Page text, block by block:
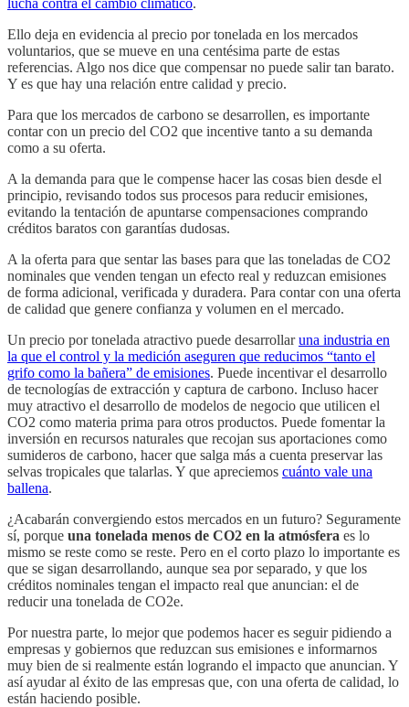
lucha contra el cambio climático.
Ello deja en evidencia al precio por tonelada en los mercados
voluntarios, que se mueve en una centésima parte de estas
referencias. Algo nos dice que compensar no puede salir tan barato.
Y es que hay una relación entre calidad y precio.
Para que los mercados de carbono se desarrollen, es importante
contar con un precio del CO2 que incentive tanto a su demanda
como a su oferta.
A la demanda para que le compense hacer las cosas bien desde el
principio, revisando todos sus procesos para reducir emisiones,
evitando la tentación de apuntarse compensaciones comprando
créditos baratos con garantías dudosas.
A la oferta para que sentar las bases para que las toneladas de CO2
nominales que venden tengan un efecto real y reduzcan emisiones
de forma adicional, verificada y duradera. Para contar con una oferta
de calidad que genere confianza y volumen en el mercado.
Un precio por tonelada atractivo puede desarrollaruna industria en
la que el control y la medición aseguren que reducimos “tanto el
grifo como la bañera” de emisiones. Puede incentivar el desarrollo
de tecnologías de extracción y captura de carbono. Incluso hacer
muy atractivo el desarrollo de modelos de negocio que utilicen el
CO2 como materia prima para otros productos. Puede fomentar la
inversión en recursos naturales que recojan sus aportaciones como
sumideros de carbono, hacer que salga más a cuenta preservar las
selvas tropicales que talarlas. Y que apreciemos cuánto vale una
ballena.
¿Acabarán convergiendo estos mercados en un futuro? Seguramente
sí, porque una tonelada menos de CO2 en la atmósfera es lo
mismo se reste como se reste. Pero en el corto plazo lo importante es
que se sigan desarrollando, aunque sea por separado, y que los
créditos nominales tengan el impacto real que anuncian: el de
reducir una tonelada de CO2e.
Por nuestra parte, lo mejor que podemos hacer es seguir pidiendo a
empresas y gobiernos que reduzcan sus emisiones e informarnos
muy bien de si realmente están logrando el impacto que anuncian. Y
así ayudar al éxito de las empresas que, con una oferta de calidad, lo
están haciendo posible.